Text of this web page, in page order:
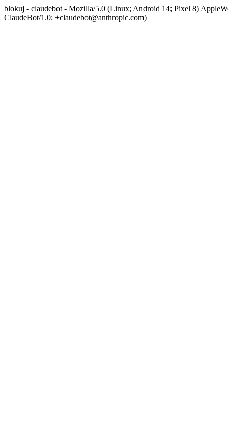
blokuj - claudebot - Mozilla/5.0 (Linux; Android 14; Pixel 8)
ClaudeBot/1.0; +claudebot@anthropic.com)